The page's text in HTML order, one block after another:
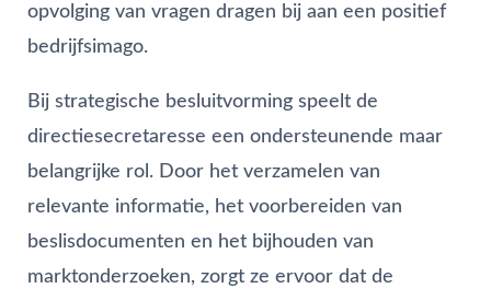
opvolging van vragen dragen bij aan een positief
bedrijfsimago.
Bij strategische besluitvorming speelt de
directiesecretaresse een ondersteunende maar
belangrijke rol. Door het verzamelen van
relevante informatie, het voorbereiden van
beslisdocumenten en het bijhouden van
marktonderzoeken, zorgt ze ervoor dat de